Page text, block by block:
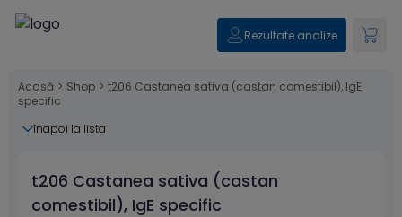
Rezultate analize
Acasă > Shop > t206 Castanea sativa (castan comestibil), IgE
specific
înapoi la lista
t206 Castanea sativa (castan
comestibil), IgE specific